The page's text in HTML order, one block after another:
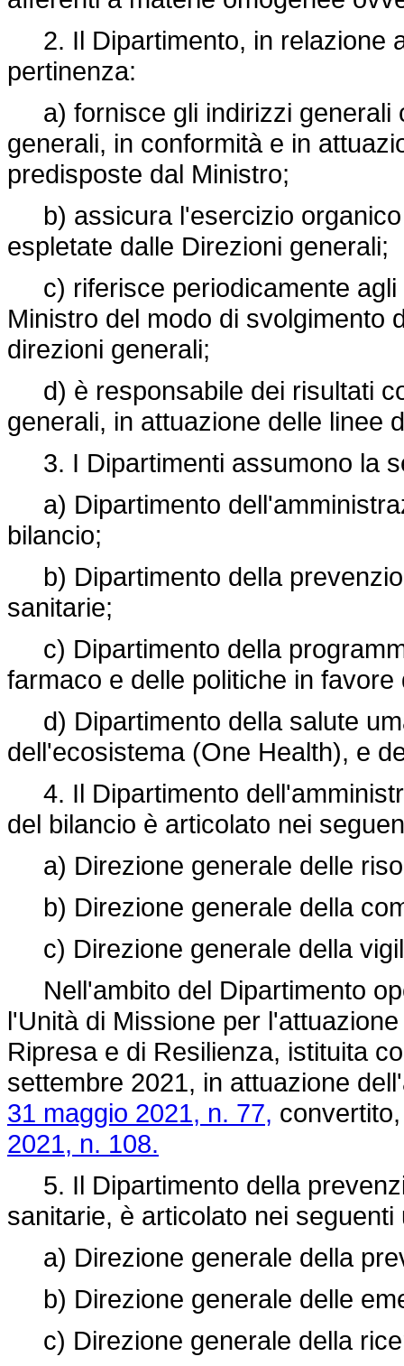
2. Il Dipartimento, in relazione
pertinenza:
a) fornisce gli indirizzi generali
generali, in conformità e in
predisposte dal Ministro;
b) assicura l'esercizio organico
espletate dalle Direzioni generali;
c) riferisce periodicamente agli
Ministro del modo di svolgimento
direzioni generali;
d) è responsabile dei risultati
generali, in attuazione delle linee
3. I Dipartimenti assumono la
a) Dipartimento
bilancio;
b) Dipartimento della
sanitarie;
c) Dipartimento della
farmaco e delle politiche in
d) Dipartimento della salute
dell'ecosistema (One Health), e
4. Il Dipartimento
del bilancio è articolato nei
a) Direzione generale delle
b) Direzione generale della
c) Direzione generale della
Nell'ambito del Dipartimento
l'Unità di Missione per
Ripresa e di Resilienza, istituita
settembre 2021, in attuazione
31 maggio 2021, n. 77,
2021, n. 108.
5. Il Dipartimento della
sanitarie, è articolato nei
a) Direzione generale della
b) Direzione generale delle
c) Direzione generale della